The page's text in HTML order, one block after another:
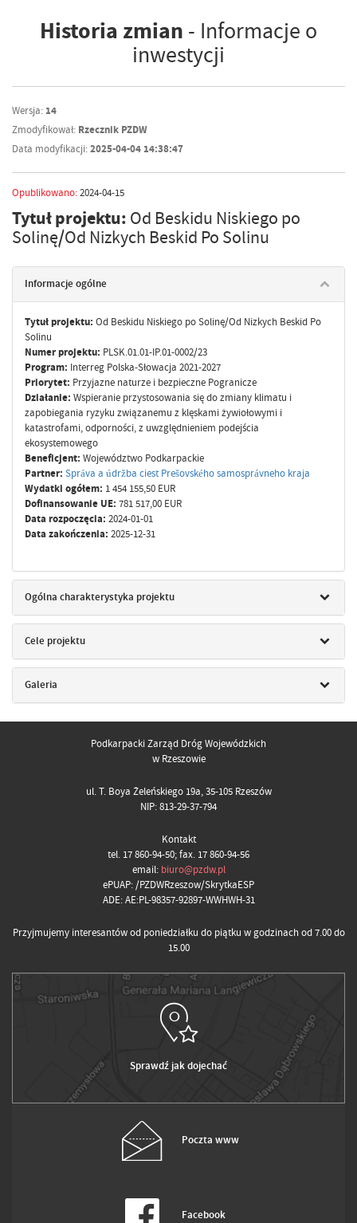
Historia zmian - Informacje o
inwestycji
Wersja: 14
Zmodyfikował: Rzecznik PZDW
Data modyfikacji:2025-04-04 14:38:47
Opublikowano:2024-04-15
Tytuł projektu: Od Beskidu Niskiego po
Solinę/Od Nizkych Beskid Po Solinu
Informacje ogólne
Tytuł projektu: Od Beskidu Niskiego po Solinę/Od Nizkych Beskid Po
Solinu
Numer projektu: PLSK.01.01-IP.01-0002/23
Program: Interreg Polska-Słowacja 2021-2027
Priorytet: Przyjazne naturze i bezpieczne Pogranicze
Działanie: Wspieranie przystosowania się do zmiany klimatu i
zapobiegania ryzyku związanemu z klęskami żywiołowymi i
katastrofami, odporności, z uwzględnieniem podejścia
ekosystemowego
Beneficjent: Województwo Podkarpackie
Partner: Správa a údržba ciest Prešovského samosprávneho kraja
Wydatki ogółem: 1 454 155,50 EUR
Dofinansowanie UE: 781 517,00 EUR
Data rozpoczęcia: 2024-01-01
Data zakończenia: 2025-12-31
Ogólna charakterystyka projektu
Cele projektu
Galeria
Podkarpacki Zarząd Dróg Wojewódzkich
w Rzeszowie
ul. T. Boya Żeleńskiego 19a, 35-105 Rzeszów
NIP: 813-29-37-794
Kontakt
tel. 17 860-94-50; fax. 17 860-94-56
email: biuro@pzdw.pl
ePUAP: /PZDWRzeszow/SkrytkaESP
ADE: AE:PL-98357-92897-WWHWH-31
Przyjmujemy interesantów od poniedziałku do piątku w godzinach od 7.00 do
15.00
Sprawdź jak dojechać
Poczta www
Facebook